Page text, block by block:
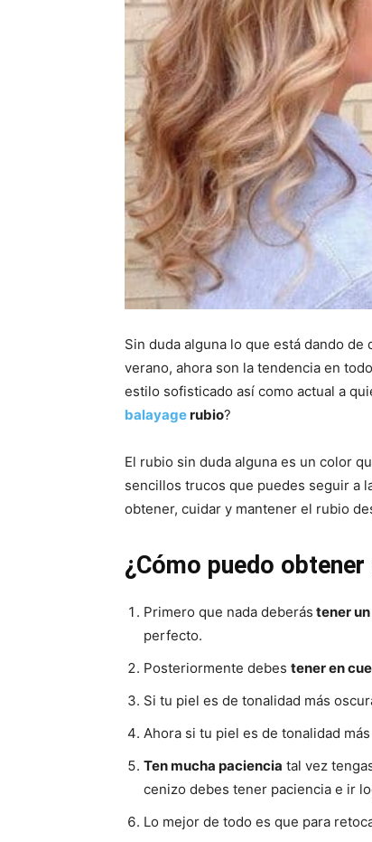
Sin duda alguna lo que está dando
verano, ahora son la tendencia en
estilo sofisticado así como actual a
balayagerubio?
El rubio sin duda alguna es un color
sencillos trucos que puedes seguir a
obtener, cuidar y mantener el rubio
¿Cómo puedo
Primero que nada deberás tener
perfecto.
Posteriormente debes tener en
Si tu piel es de tonalidad más
Ahora si tu piel es de tonalidad
Ten mucha paciencia tal vez
cenizo debes tener paciencia e ir
Lo mejor de todo es que para